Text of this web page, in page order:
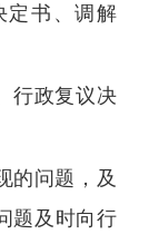
定书、调解
行政复议决
的问题，及
题及时向行